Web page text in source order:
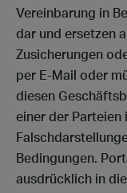
Vereinbarung in
dar und ersetzen
Zusicherungen
per E-Mail oder
diesen
einer der Parteien
Bedingungen.
ausdrücklich in